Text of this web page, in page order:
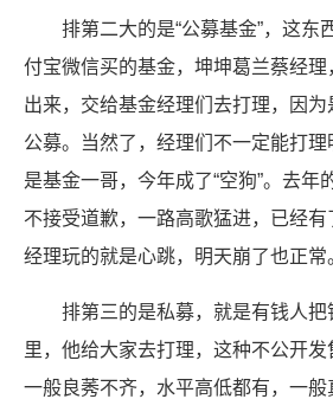
排第二大的是“公募基金”，这东
付宝微信买的基金，坤坤葛兰蔡经
出来，交给基金经理们去打理，因为
公募。当然了，经理们不一定能打
是基金一哥，今年成了“空狗”。去年
不接受道歉，一路高歌猛进，已经
经理玩的就是心跳，明天崩了也正常
排第三的是私募，就是有钱人
里，他给大家去打理，这种不公开
一般良莠不齐，水平高低都有，一